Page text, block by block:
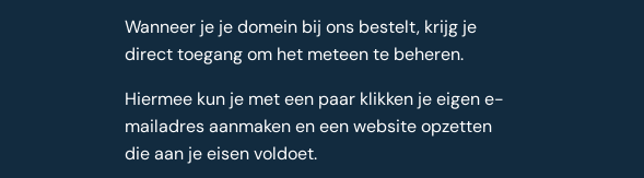
Wanneer je je domein bij ons bestelt, krijg je
direct toegang om het meteen te beheren.
Hiermee kun je met een paar klikken je eigen e-
mailadres aanmaken en een website opzetten
die aan je eisen voldoet.